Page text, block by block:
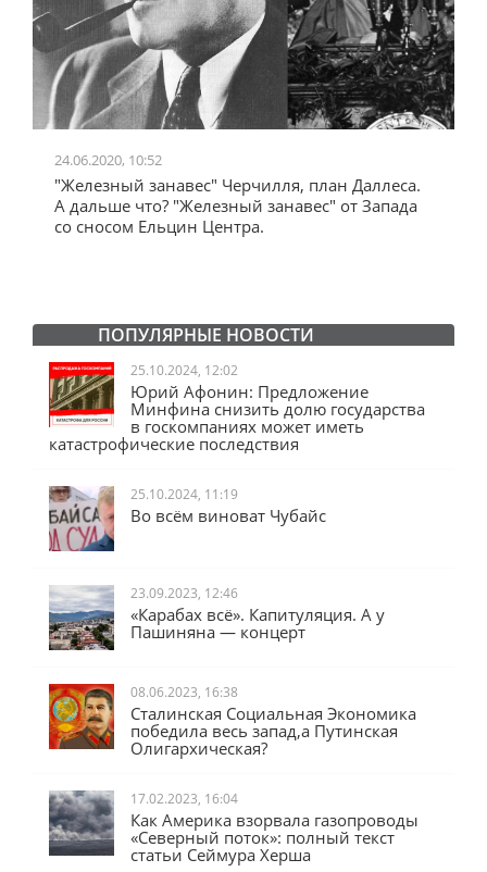
24.06.2020, 10:52
"Железный занавес" Черчилля, план Даллеса.
А дальше что? "Железный занавес" от Запада
со сносом Ельцин Центра.
ПОПУЛЯРНЫЕ НОВОСТИ
25.10.2024, 12:02
Юрий Афонин: Предложение
Минфина снизить долю государства
в госкомпаниях может иметь
катастрофические последствия
25.10.2024, 11:19
Во всём виноват Чубайс
23.09.2023, 12:46
«Карабах всё». Капитуляция. А у
Пашиняна — концерт
08.06.2023, 16:38
Сталинская Социальная Экономика
победила весь запад,а Путинская
Олигархическая?
17.02.2023, 16:04
Как Америка взорвала газопроводы
«Северный поток»: полный текст
статьи Сеймура Херша